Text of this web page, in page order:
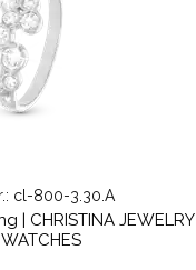
cl-800-3.30.A
| CHRISTINA JEWELRY